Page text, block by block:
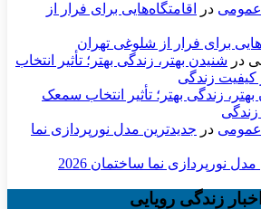
در
اقامتگاه‌هایی برای فرار از
برای فرار از شلوغی تهران
در شنیدن بهتر، زندگی بهتر؛ تأثیر انتخاب
زندگی
زندگی بهتر؛ تأثیر انتخاب سمعک
در جدیدترین مدل نورپردازی نما
نورپردازی نما ساختمان 2026
زندگی رویایی